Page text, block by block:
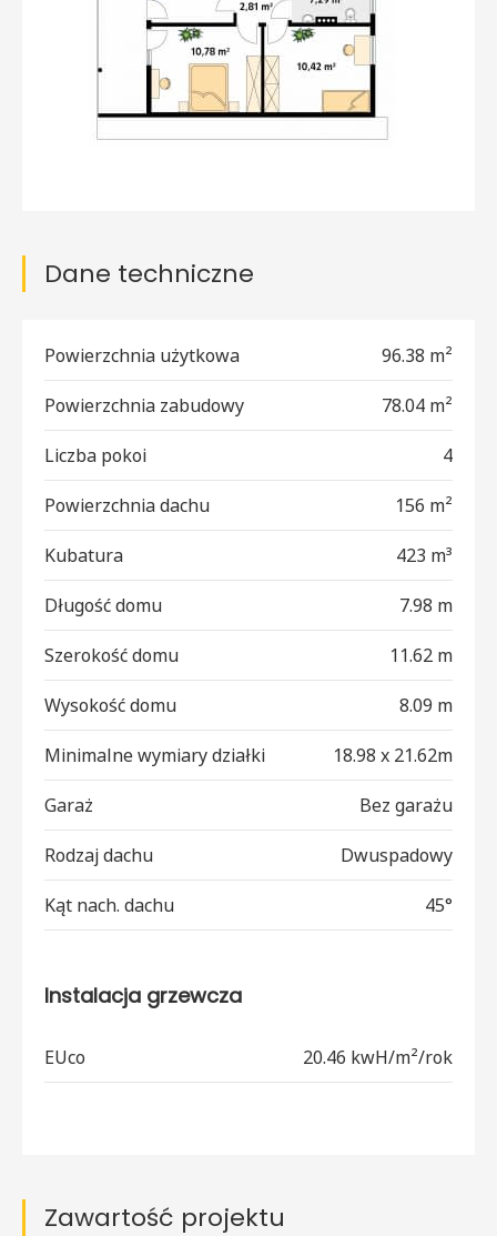
Dane techniczne
Powierzchnia użytkowa 96.38 m²
Powierzchnia zabudowy 78.04 m²
Liczba pokoi 4
Powierzchnia dachu 156 m²
Kubatura 423 m³
Długość domu 7.98 m
Szerokość domu 11.62 m
Wysokość domu 8.09 m
Minimalne wymiary działki 18.98 x 21.62m
Garaż Bez garażu
Rodzaj dachu Dwuspadowy
Kąt nach. dachu 45°
Instalacja grzewcza
EUco 20.46 kwH/m²/rok
Zawartość projektu